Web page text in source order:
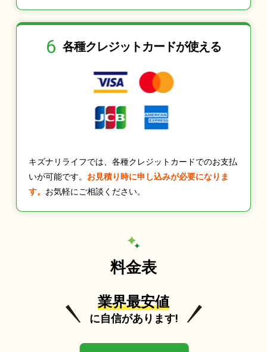
6 各種クレジットカードが使える
キズナリライフでは、各種クレジットカードでのお支払
いが可能です。 お見積り時に申し込みが必要になりま
す。 お気軽にご相談ください。
料金表
業界最安値
に自信があります!